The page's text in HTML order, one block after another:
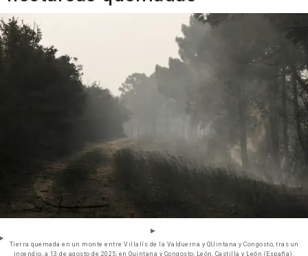
Tierra quemada en un monte entre Villalís de la Valduerna y QUintana y Congosto, tras un